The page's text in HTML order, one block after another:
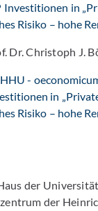
Investitionen in
Risiko – hohe
Dr. Christoph J.
HHU -
in
Risiko – hohe
der
der